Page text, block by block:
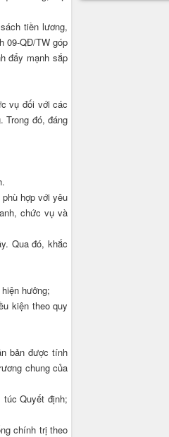
tiền lương,
09-QĐ/TW góp
đẩy mạnh sắp
vụ đối với các
Trong đó, đáng
hợp với yêu
chức vụ và
Qua đó, khắc
hưởng;
kiện theo quy
bản được tính
chung của
Quyết định;
chính trị theo